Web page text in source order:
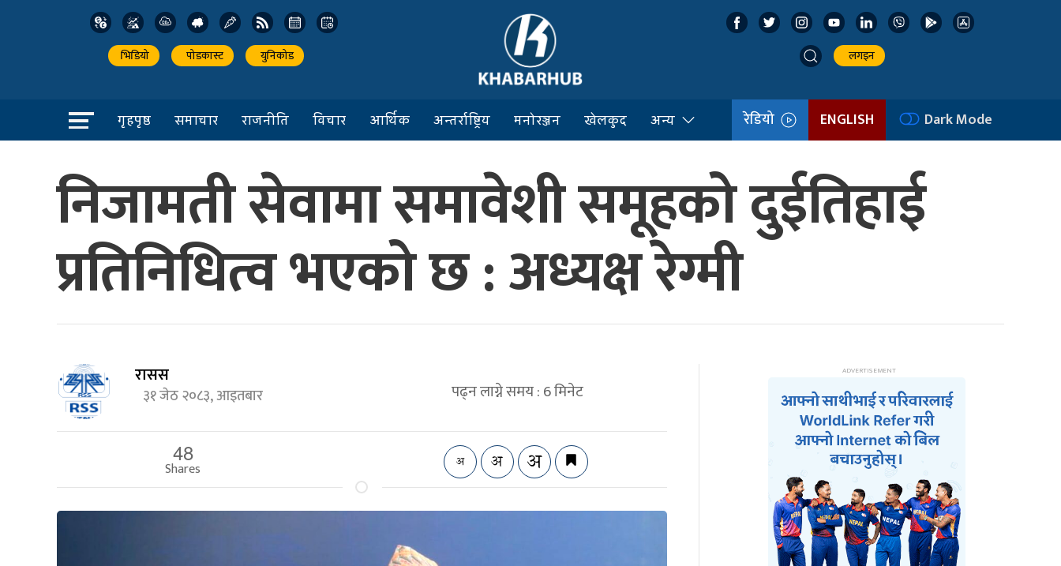
भिडियो पोडकास्ट युनिकोड लगइन
गृहपृष्ठ समाचार राजनीति विचार आर्थिक अन्तर्राष्ट्रिय मनोरञ्जन खेलकुद अन्य रेडियो ENGLISH Dark Mode
निजामती सेवामा समावेशी समूहको दुईतिहाई
प्रतिनिधित्व भएको छ : अध्यक्ष रेग्मी
रासस
३१ जेठ २०८३, आइतबार पढ्न लाग्ने समय :6मिनेट
48
Shares